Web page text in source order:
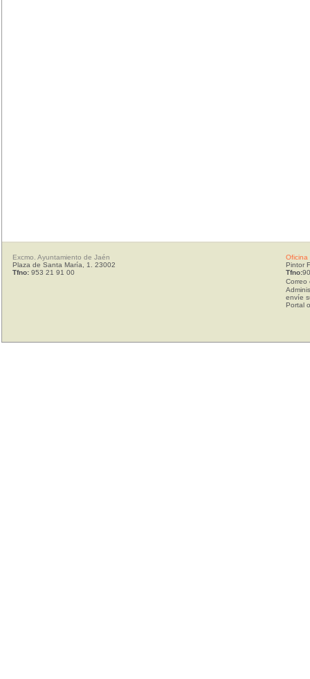
Excmo. Ayuntamiento de Jaén
Plaza de Santa María, 1. 23002
Tfno: 953 21 91 00
Oficina
Pintor
Tfno:
Correo
envíe
Portal